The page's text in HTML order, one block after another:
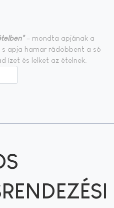
– mondta apjának a
s apja hamar rádöbbent a só
ízet és lelket az ételnek.